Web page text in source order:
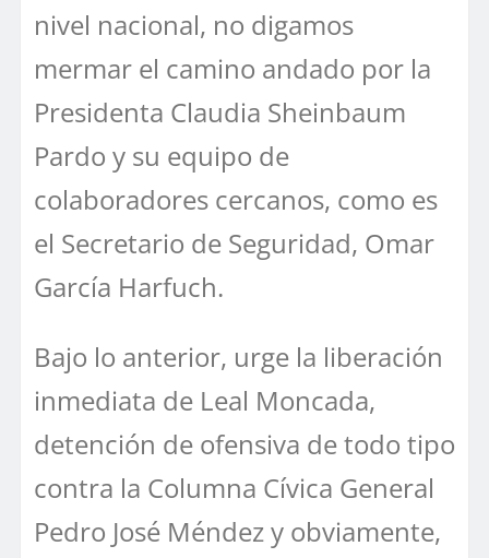
nivel nacional, no digamos
mermar el camino andado por la
Presidenta Claudia Sheinbaum
Pardo y su equipo de
colaboradores cercanos, como es
el Secretario de Seguridad, Omar
García Harfuch.
Bajo lo anterior, urge la liberación
inmediata de Leal Moncada,
detención de ofensiva de todo tipo
contra la Columna Cívica General
Pedro José Méndez y obviamente,